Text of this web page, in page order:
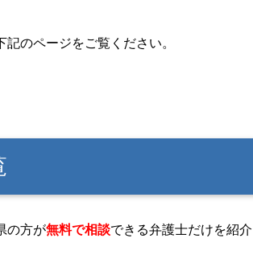
のページをご覧ください。
の方が無料で相談できる弁護士だけを紹介